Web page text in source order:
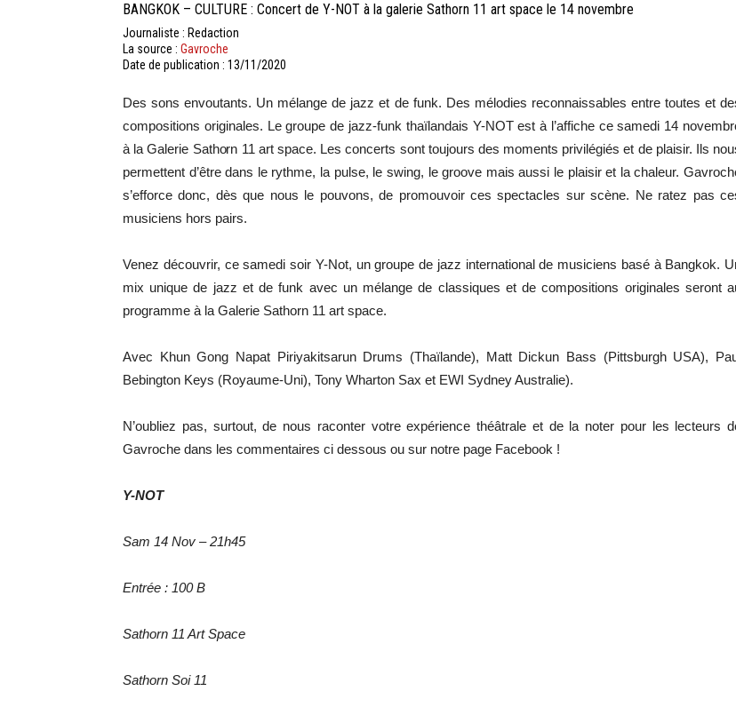
BANGKOK – CULTURE : Concert de Y-NOT à la galerie Sathorn 11 art space le 14 novembre
Journaliste : Redaction
La source : Gavroche
Date de publication : 13/11/2020
Des sons envoutants. Un mélange de jazz et de funk. Des mélodies reconnaissables entre toutes et
compositions originales. Le groupe de jazz-funk thaïlandais Y-NOT est à l’affiche ce samedi 14
à la Galerie Sathorn 11 art space. Les concerts sont toujours des moments privilégiés et de plaisir. Ils
permettent d’être dans le rythme, la pulse, le swing, le groove mais aussi le plaisir et la chaleur.
s’efforce donc, dès que nous le pouvons, de promouvoir ces spectacles sur scène. Ne ratez pas
musiciens hors pairs.
Venez découvrir, ce samedi soir Y-Not, un groupe de jazz international de musiciens basé à Bangkok.
mix unique de jazz et de funk avec un mélange de classiques et de compositions originales seront
programme à la Galerie Sathorn 11 art space.
Avec Khun Gong Napat Piriyakitsarun Drums (Thaïlande), Matt Dickun Bass (Pittsburgh USA),
Bebington Keys (Royaume-Uni), Tony Wharton Sax et EWI Sydney Australie).
N’oubliez pas, surtout, de nous raconter votre expérience théâtrale et de la noter pour les lecteurs
Gavroche dans les commentaires ci dessous ou sur notre page Facebook !
Y-NOT
Sam 14 Nov – 21h45
Entrée : 100 B
Sathorn 11 Art Space
Sathorn Soi 11